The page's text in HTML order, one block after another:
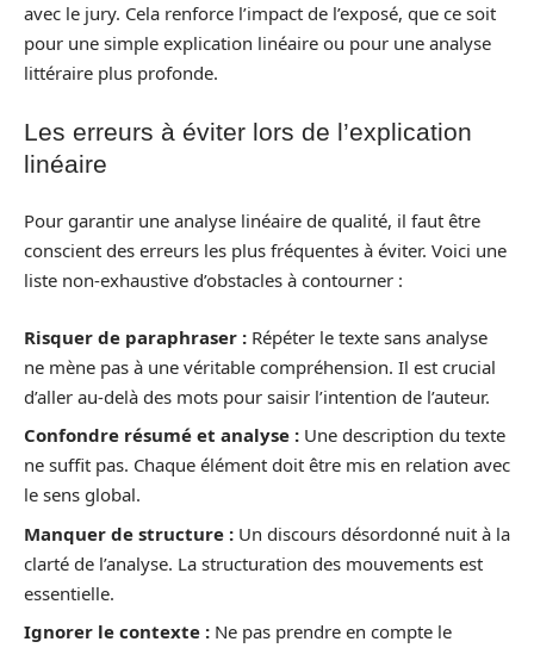
avec le jury. Cela renforce l’impact de l’exposé, que ce soit
pour une simple explication linéaire ou pour une analyse
littéraire plus profonde.
Les erreurs à éviter lors de l’explication
linéaire
Pour garantir une analyse linéaire de qualité, il faut être
conscient des erreurs les plus fréquentes à éviter. Voici une
liste non-exhaustive d’obstacles à contourner :
Risquer de paraphraser : Répéter le texte sans analyse
ne mène pas à une véritable compréhension. Il est crucial
d’aller au-delà des mots pour saisir l’intention de l’auteur.
Confondre résumé et analyse : Une description du texte
ne suffit pas. Chaque élément doit être mis en relation avec
le sens global.
Manquer de structure : Un discours désordonné nuit à la
clarté de l’analyse. La structuration des mouvements est
essentielle.
Ignorer le contexte : Ne pas prendre en compte le